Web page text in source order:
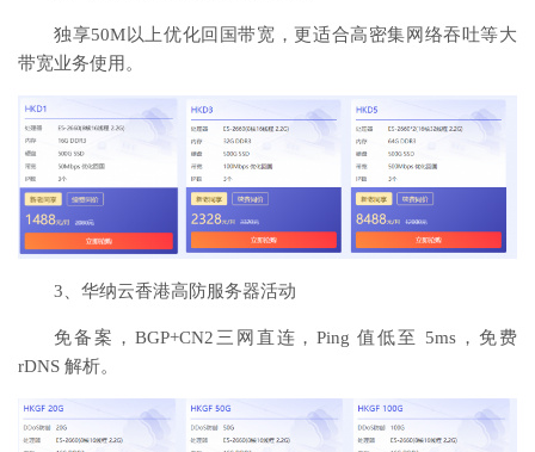
独享50M以上优化回国带宽，更适合高密集网络吞吐等大
带宽业务使用。
3、华纳云香港高防服务器活动
免备案，BGP+CN2三网直连，Ping 值低至 5ms，免费
rDNS 解析。